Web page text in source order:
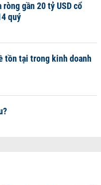
gần 20 tỷ USD cổ
quý
tồn tại trong kinh doanh